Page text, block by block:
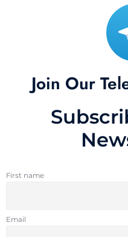
Join Our
First name
Email